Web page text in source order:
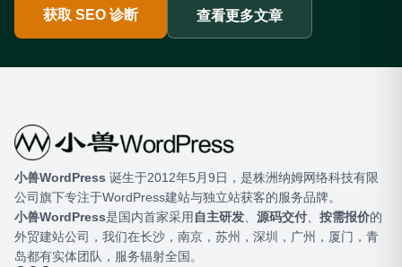
获取 SEO 诊断 查看更多文章
小兽WordPress ​ 诞生于2012年5月9日，是株洲纳姆网络科技有限
公司旗下专注于WordPress建站与独立站获客的服务品牌。
小兽WordPress是国内首家采用 自主研发 源码交付 按需报价的
外贸建站公司，我们在长沙，南京，苏州，深圳，广州，厦门，青
岛都有实体团队，服务辐射全国。